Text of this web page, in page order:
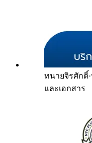
ทนายจิรศักดิ์·
และเอกสาร